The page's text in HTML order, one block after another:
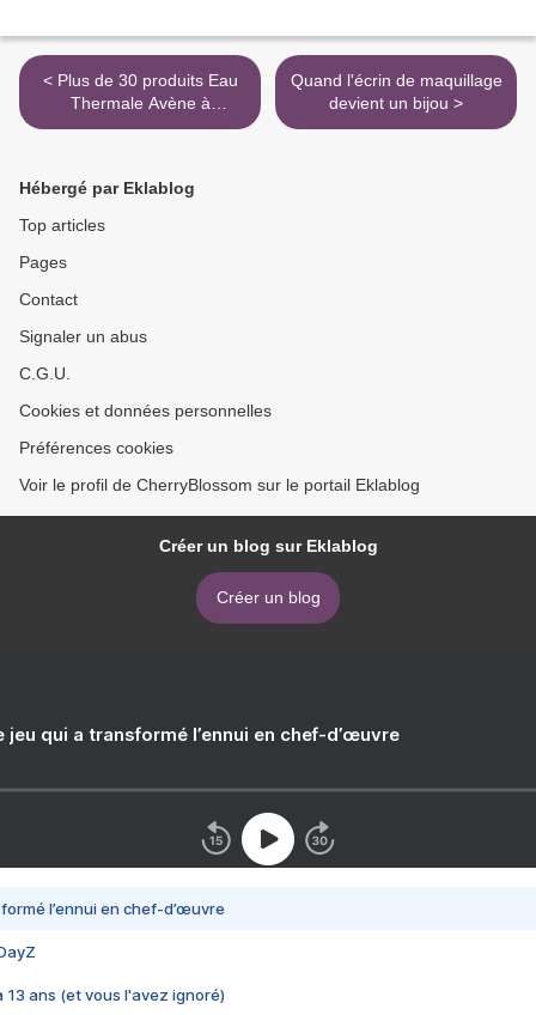
< Plus de 30 produits Eau
Thermale Avène à
remporter !
Quand l'écrin de maquillage
devient un bijou >
Hébergé par Eklablog
Top articles
Pages
Contact
Signaler un abus
C.G.U.
Cookies et données personnelles
Préférences cookies
Voir le profil de CherryBlossom sur le portail Eklablog
Créer un blog sur Eklablog
Créer un blog
jeu qui a transformé l’ennui en chef-d’œuvre
l’ennui en chef-d’œuvre
13 ans (et vous l'avez ignoré)